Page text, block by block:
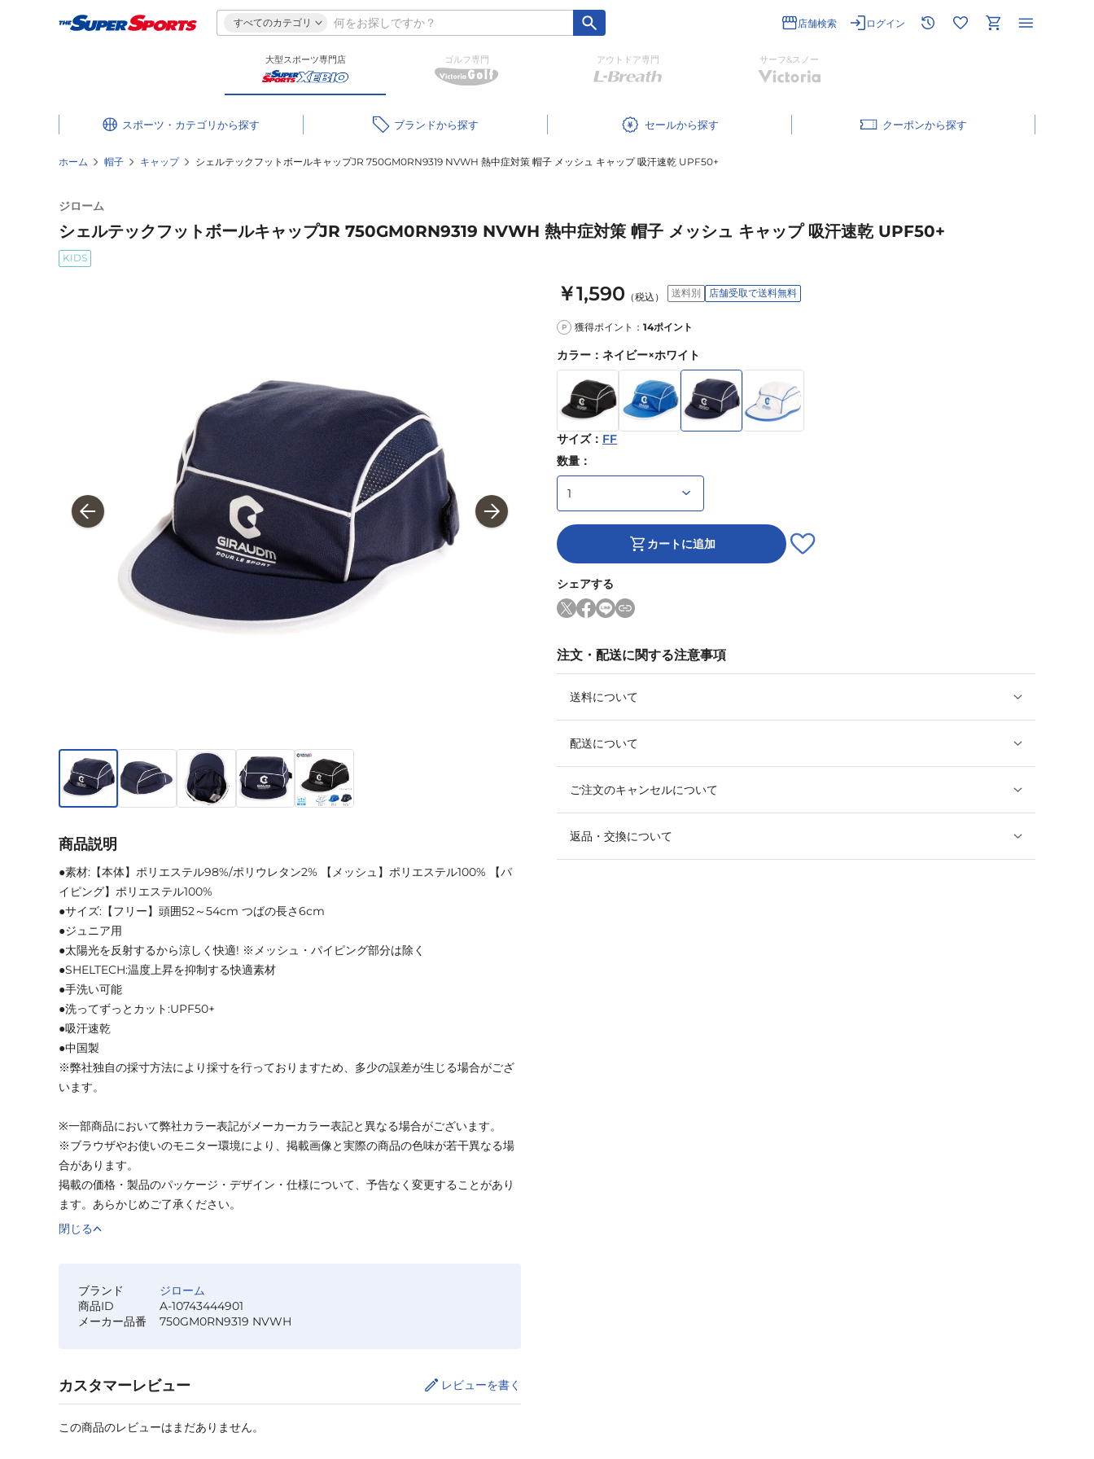
すべてのカテゴリ 店舗検索 ログイン
大型スポーツ専門店 ゴルフ専門 アウトドア専門 サーフ&スノー
スポーツ・カテゴリ ブランド セール クーポン
ホーム 帽子 キャップ シェルテックフットボールキャップJR 750GM0RN9319 NVWH 熱中症対策 帽子 メッシュ キャップ 吸汗速乾 UPF50+
ジローム
シェルテックフットボールキャップJR 750GM0RN9319 NVWH 熱中症対策 帽子 メッシュ キャップ 吸汗速乾 UPF50+
KIDS
￥1,590 （税込） 送料別 店舗受取で送料無料
P 獲得ポイント： 14ポイント
カラー ： ネイビー×ホワイト
サイズ： FF
数量：
カートに追加
シェアする
注文・配送に関する注意事項
送料について
配送について
ご注文のキャンセルについて
返品・交換について
商品説明
●素材:【本体】ポリエステル98%/ポリウレタン2% 【メッシュ】ポリエステル100% 【パ
イピング】ポリエステル100%
●サイズ:【フリー】頭囲52～54cm つばの長さ6cm
●ジュニア用
●太陽光を反射するから涼しく快適! ※メッシュ・パイピング部分は除く
●SHELTECH:温度上昇を抑制する快適素材
●手洗い可能
●洗ってずっとカット:UPF50+
●吸汗速乾
●中国製
※弊社独自の採寸方法により採寸を行っておりますため、多少の誤差が生じる場合がござ
います。
※一部商品において弊社カラー表記がメーカーカラー表記と異なる場合がございます。
※ブラウザやお使いのモニター環境により、掲載画像と実際の商品の色味が若干異なる場
合があります。
掲載の価格・製品のパッケージ・デザイン・仕様について、予告なく変更することがあり
ます。あらかじめご了承ください。
閉じる
ブランド
ジローム
商品ID
A-10743444901
メーカー品番
750GM0RN9319 NVWH
カスタマーレビュー レビューを書く
この商品のレビューはまだありません。